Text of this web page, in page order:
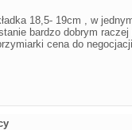
18,5- 19cm , w
bardzo dobrym
cena do negocjacji